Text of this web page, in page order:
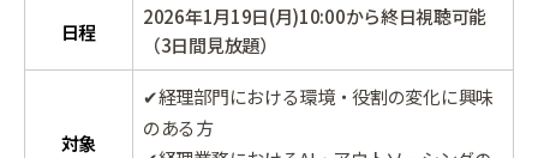
日程
2026年1月19日(月)10:00から終日視聴可能
（3日間見放題）
対象
✔経理部門における環境・役割の変化に興味
のある方